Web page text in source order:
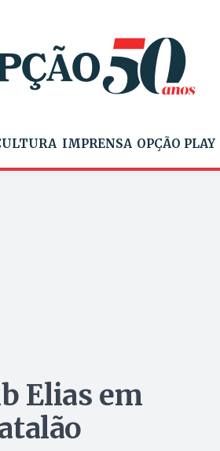
IMPRENSA OPÇÃO PLAY
Elias em